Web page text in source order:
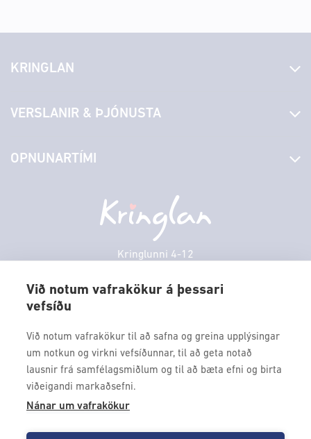
Við notum vafrakökur á þessari
vefsíðu
Við notum vafrakökur til að safna og greina upplýsingar
um notkun og virkni vefsíðunnar, til að geta notað
lausnir frá samfélagsmiðlum og til að bæta efni og birta
viðeigandi markaðsefni.
Nánar um vafrakökur
Kringlunni 4-12
kringlan@kringlan.is
KRINGLAN
Laus störf
Hafðu samband
Persónuverndarstefna
VERSLANIR & ÞJÓNUSTA
Borgarbókasafn
Borgarleikhúsið
Ævintýraland
OPNUNARTÍMI
Þriðjudagur
VERTU MEÐ
Fáðu forskot á dagskrána okkar og sértilboð með því að skrá